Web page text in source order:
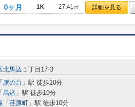
0ヶ月 1K 27.41㎡ 詳細を見る
北馬込 １丁目17-3
「 旗の台 」駅 徒歩10分
「 馬込 」駅 徒歩10分
「 荏原町 」駅 徒歩10分